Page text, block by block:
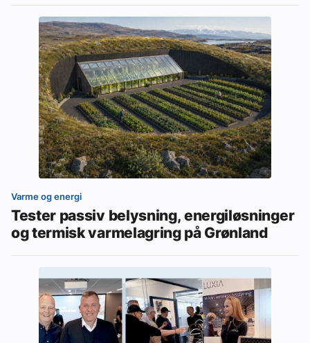
Varme og energi
Tester passiv belysning, energiløsninger
og termisk varmelagring på Grønland